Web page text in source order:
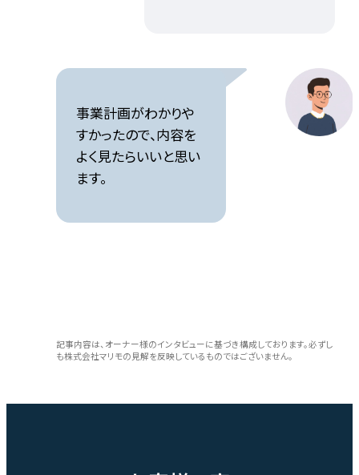
事業計画がわかりや
すかったので、内容を
よく見たらいいと思い
ます。
記事内容は、オーナー様のインタビューに基づき構成しております。必ずし
も株式会社マリモの見解を反映しているものではございません。